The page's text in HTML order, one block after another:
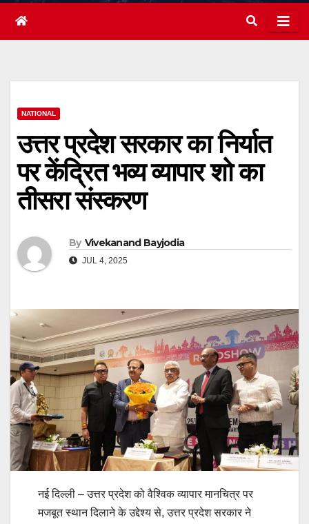
NATIONAL
उत्तर प्रदेश सरकार का निर्यात
पर केंद्रित भव्य व्यापार शो का
तीसरा संस्करण
By Vivekanand Bayjodia
JUL 4, 2025
नई दिल्ली – उत्तर प्रदेश को वैश्विक व्यापार मानचित्र पर
मजबूत स्थान दिलाने के उद्देश्य से, उत्तर प्रदेश सरकार ने